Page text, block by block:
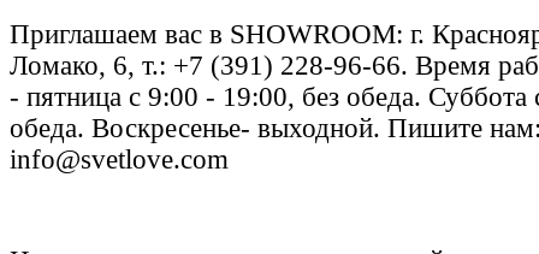
Приглашаем вас в SHOWROOM: г.
Ломако, 6, т.: +7 (391) 228-96-66. Время
- пятница с 9:00 - 19:00, без обеда. Суббота
обеда. Воскресенье- выходной. Пишите
info@svetlove.com